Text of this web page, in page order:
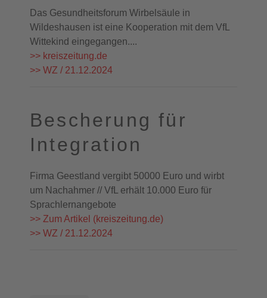
Das Gesundheitsforum Wirbelsäule in
Wildeshausen ist eine Kooperation mit dem VfL
Wittekind eingegangen....
>> kreiszeitung.de
>> WZ / 21.12.2024
Bescherung für
Integration
Firma Geestland vergibt 50000 Euro und wirbt
um Nachahmer // VfL erhält 10.000 Euro für
Sprachlernangebote
>> Zum Artikel (kreiszeitung.de)
>> WZ / 21.12.2024